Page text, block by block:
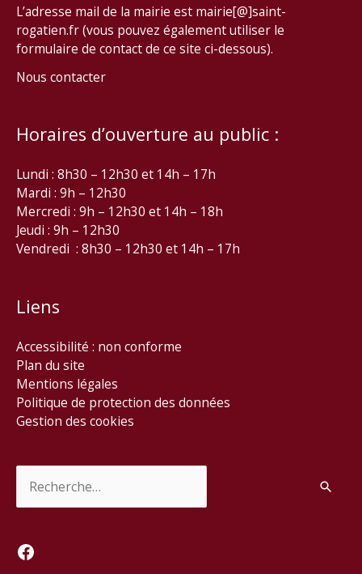
L’adresse mail de la mairie est mairie[@]saint-
rogatien.fr (vous pouvez également utiliser le
formulaire de contact de ce site ci-dessous).
Nous contacter
Horaires d’ouverture au public :
Lundi : 8h30 – 12h30 et 14h – 17h
Mardi : 9h – 12h30
Mercredi : 9h – 12h30 et 14h – 18h
Jeudi : 9h – 12h30
Vendredi : 8h30 – 12h30 et 14h – 17h
Liens
Accessibilité : non conforme
Plan du site
Mentions légales
Politique de protection des données
Gestion des cookies
Facebook